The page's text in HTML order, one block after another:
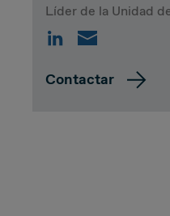
Líder de la Unidad
Contactar